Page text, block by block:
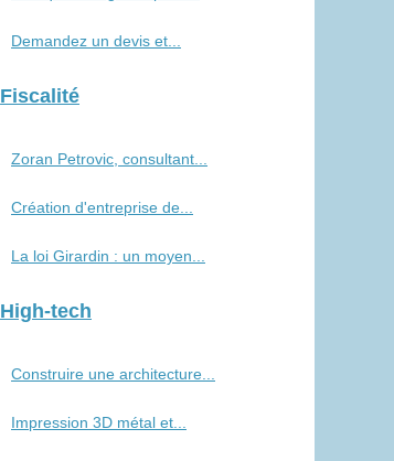
Demandez un devis et...
Fiscalité
Zoran Petrovic, consultant...
Création d'entreprise de...
La loi Girardin : un moyen...
High-tech
Construire une architecture...
Impression 3D métal et...